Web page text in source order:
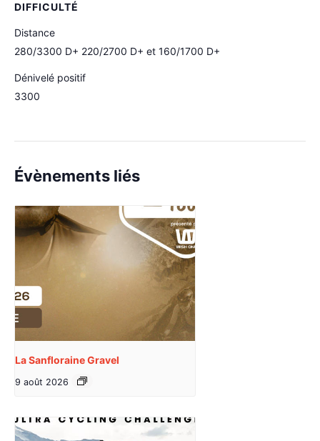
DIFFICULTÉ
Distance
280/3300 D+ 220/2700 D+ et 160/1700 D+
Dénivelé positif
3300
Évènements liés
La Sanfloraine Gravel
9 août 2026